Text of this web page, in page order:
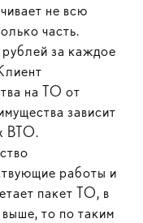
не всю
часть.
за каждое
на ТО от
зависит
ВТО.
работы и
пакет ТО, в
то по таким